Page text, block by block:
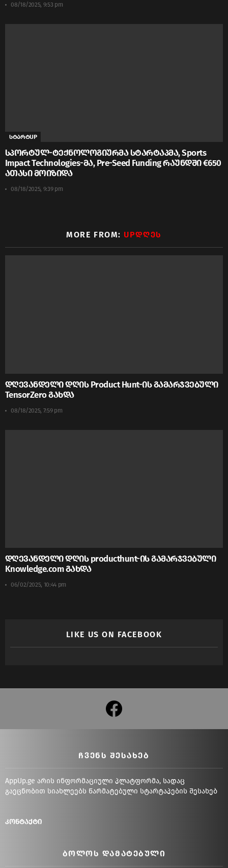
08/18/2025, 9:53 pm
სტარტUP
სპორტულ-ტექნოლოგიურმა სტარტაპმა, Sports
Impact Technologies-მა, Pre-Seed Funding რაუნდში €650
ათასი მოიზიდა
08/18/2025, 9:39 pm
MORE FROM: UPᲓᲦᲔᲡ
დღევანდელი დღის Product Hunt-ის გამარჯვებული
TensorZero გახდა
08/18/2025, 7:59 pm
დღევანდელი დღის producthunt-ის გამარჯვებული
Knowledge.com გახდა
06/02/2025, 10:44 pm
LIKE US ON FACEBOOK
facebook
ᲩᲕᲔᲜᲡ ᲨᲔᲡᲐᲮᲔᲑ
AppUp.ge არის ინფორმაციული პლატფორმა, სადაც
გაეცნობით სიახლეებს წარმატებული სტარტაპების შესახებ
კონტაქტი
ᲑᲝᲚᲝᲡ ᲓᲐᲛᲐᲢᲔᲑᲣᲚᲘ